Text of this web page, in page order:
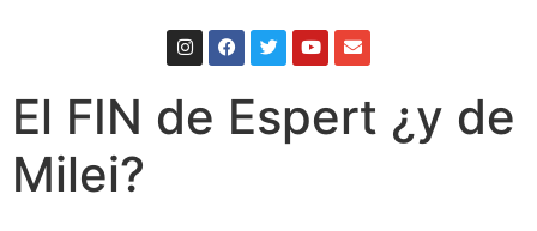
El FIN de Espert ¿y de
Milei?